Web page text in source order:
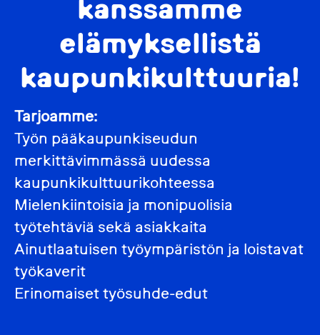
kanssamme
elämyksellistä
kaupunkikulttuuria!
Tarjoamme:
Työn pääkaupunkiseudun
merkittävimmässä uudessa
kaupunkikulttuurikohteessa
Mielenkiintoisia ja monipuolisia
työtehtäviä sekä asiakkaita
Ainutlaatuisen työympäristön ja loistavat
työkaverit
Erinomaiset työsuhde-edut